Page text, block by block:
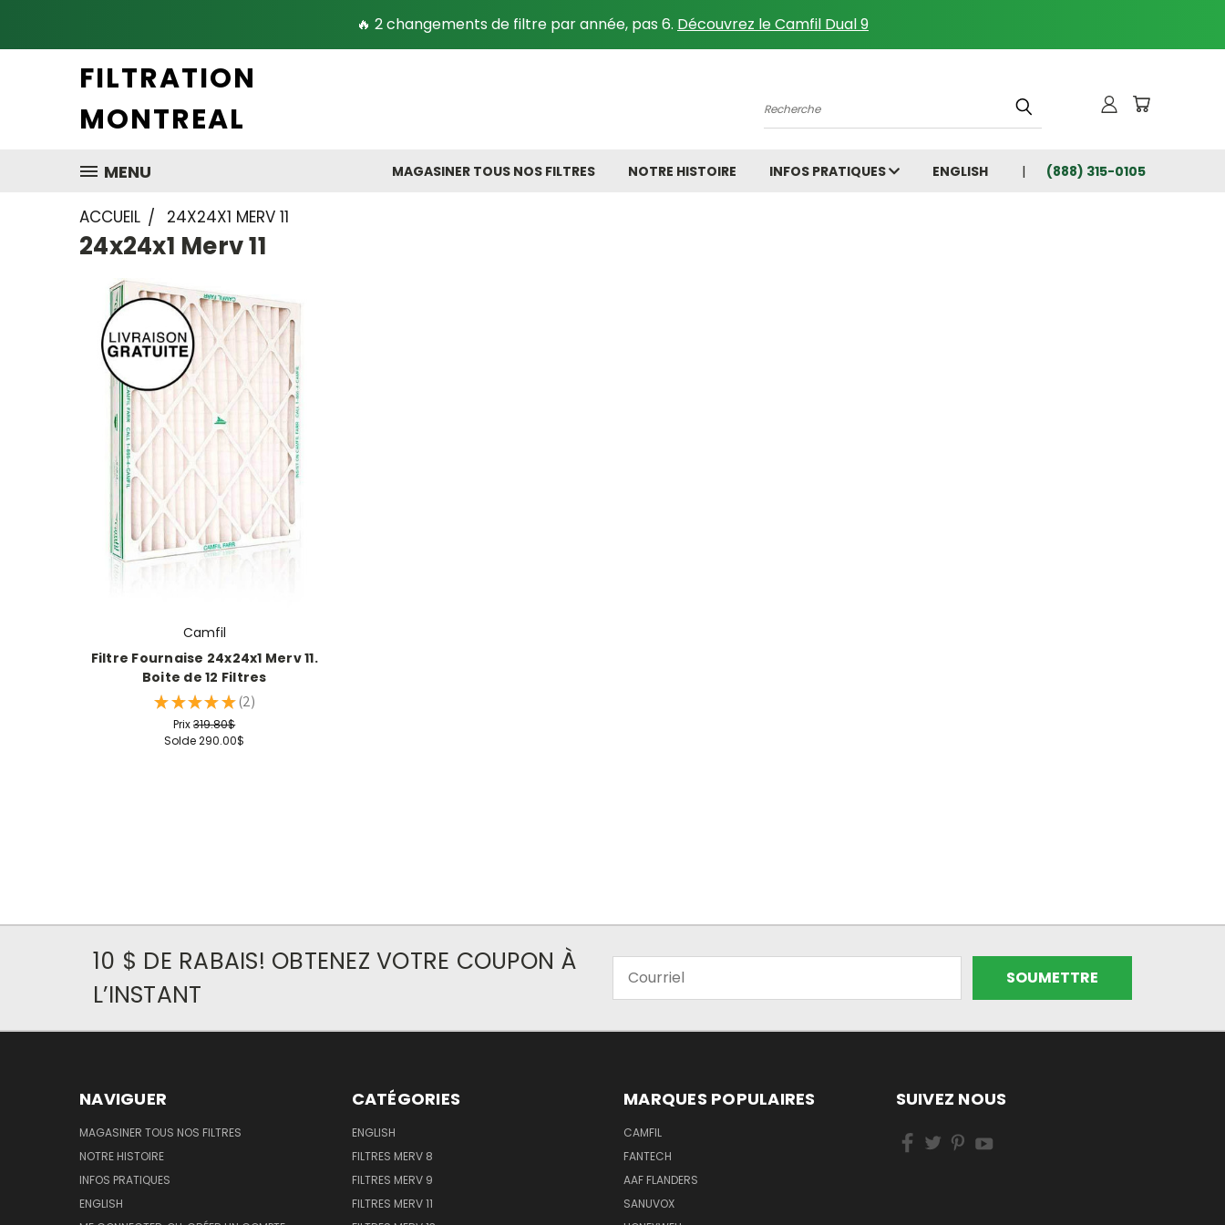
🔥 2 changements de filtre par année, pas 6. Découvrez le Camfil Dual 9
FILTRATION
MONTREAL
Recherche
MENU MAGASINER TOUS NOS FILTRES NOTRE HISTOIRE INFOS PRATIQUES ENGLISH (888) 315-0105
ACCUEIL 24X24X1 MERV 11
24x24x1 Merv 11
Camfil
Filtre Fournaise 24x24x1 Merv 11.
Boite de 12 Filtres
★ ★ ★ ★ ★ 2
2
Prix319.80$
Solde290.00$
10 $ DE RABAIS! OBTENEZ VOTRE COUPON À
L’INSTANT
NAVIGUER
MAGASINER TOUS NOS FILTRES
NOTRE HISTOIRE
INFOS PRATIQUES
ENGLISH
CATÉGORIES
ENGLISH
FILTRES MERV 8
FILTRES MERV 9
FILTRES MERV 11
MARQUES POPULAIRES
CAMFIL
FANTECH
AAF FLANDERS
SANUVOX
SUIVEZ NOUS